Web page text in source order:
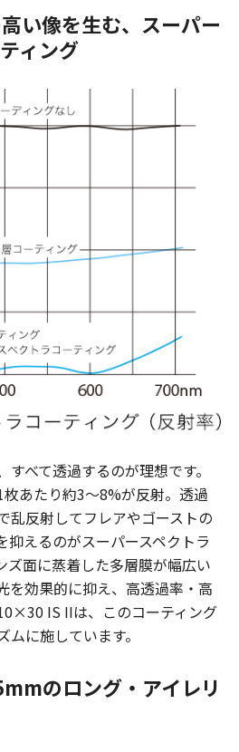
い像を生む、スーパー
ィング
べて透過するのが理想です。
あたり約3～8%が反射。透過
乱反射してフレアやゴーストの
抑えるのがスーパースペクトラ
ズ面に蒸着した多層膜が幅広い
を効果的に抑え、高透過率・高
IS IIは、このコーティング
に施しています。
のロング・アイレリ